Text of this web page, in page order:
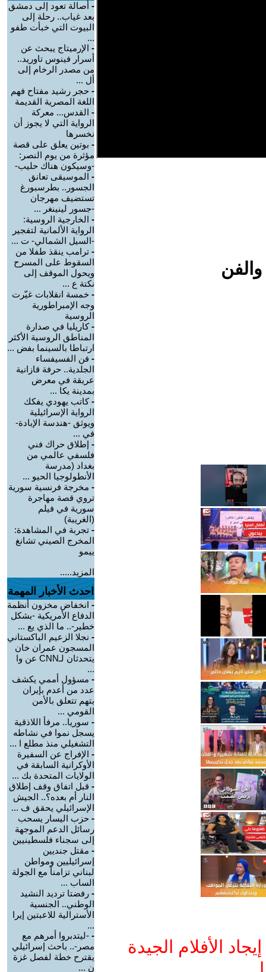
الأفلام الجيدة
- أصالة تعود إلى دمشق
بعد غياب.. رحلة إلى
البيوت التي خبأت طفو
...
- الإرميتاج يبحث عن
أسرار فينوس تاوريد..
من مصدر الرخام إلى
أل ...
- حجر رشيد مفتاح فهم
اللغة المصرية القديمة
- القدس... معركة
الرواية التي لا يجوز أن
نخسرها
- بوتين يعلق على قصة
مؤثرة من يوم النصر:
-وسيكون هناك حليب-
- الموسيقى تعانق
الجسور.. بطرسبورغ
تستضيف مهرجان
-جسور لينينغر ...
- الخارجية الروسية:
الرواية الألمانية لتفجير
-السيل الشمالي- ت ...
- ترامب ينقذ طفلا من
السقوط على المسرح
ويحول الموقف إلى
نكتة ع ...
- خمسة انقلابات غيّرت
وجه الإمبراطورية
الروسية
-كاريليا في صدارة
المناطق الروسية الأكثر
ارتباطا بالسينما بفض ...
- فن الفسيفساء
الجلدية.. حرفة قازانية
عريقة في معرض
بمدينة يكا ...
-كاتب يهودي يفكك
الرواية الإسرائيلية
ويوثق -هندسة الإبادة-
في ...
- إطلاق حراك فني
فلسفي عالمي من
بغداد (مدرسة
الأنطولوجيا الحيو ...
- مخرجة فرنسية سورية
تروي قصة مهاجرة
سورية في فيلم
(الغريبة)
- تجربة في المشاهدة:
المخرج الصيني تشانغ
ييمو
المزيد.....
احدث الأخبار المهمة
- انخفاض مخزون أنظمة
الدفاع الأمريكية -بشكل
خطير-.. ما الذي يع ...
- نجلا الزعيم الباكستاني
المسجون عمران خان
يتحدثان لـCNN عن وا
...
- مسؤول أممي يكشف
عدد من أعدم بإيران
بتهم تتعلق بالأمن
القومي ...
- سوريا.. مرفأ اللاذقية
يسجل نموا في نشاطه
التشغيلي منذ مطلع ا ...
- الإفراج عن السفيرة
الأوكرانية السابقة في
الولايات المتحدة بك ...
- قبل اتفاق وقف إطلاق
النار أم بعده؟.. الجيش
الإسرائيلي يحقق ف ...
- حزب اليسار يسحب
رسائل الدعم الموجهة
إلى سجناء فلسطينيين
- مقتل جنديين
إسرائيليين ومواطن
لبناني تزامناً مع الجولة
الساب ...
- رفضتا ترديد النشيد
الوطني.. الجنسية
الأسترالية للاعبتين إيرا
...
- -ليتدبروا أمرهم مع
مصر-.. باحث إسرائيلي
يقترح خطة لفصل غزة
ن ...